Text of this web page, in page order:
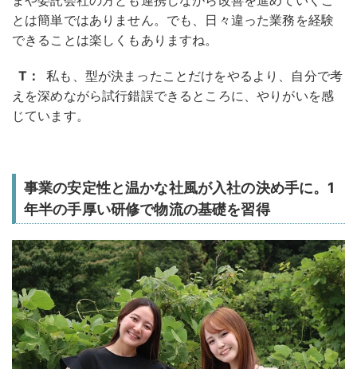
とは簡単ではありません。でも、日々違った業務を経験
できることは楽しくもありますね。
T：
私も、型が決まったことだけをやるより、自分で考
えを深めながら試行錯誤できるところに、やりがいを感
じています。
事業の安定性と温かな社風が入社の決め手に。1
年半の手厚い研修で物流の基礎を習得